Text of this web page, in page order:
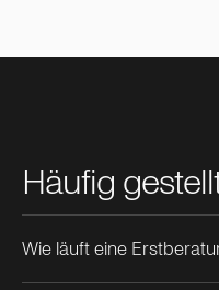
Häufig
Wie läuft eine